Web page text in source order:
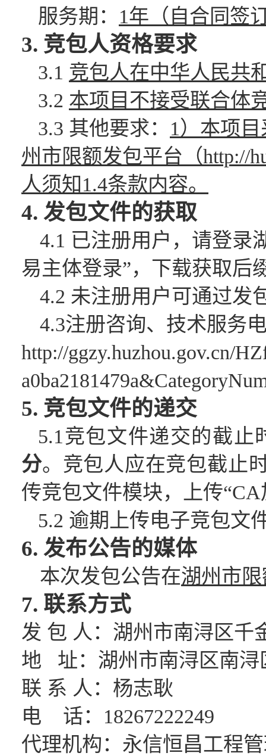
服务期 ： 1年（自合同签
3. 竞包人资格要求
3.1 竞包人在中华人民共
3.2 本项目不接受联合体
3.3 其他要求： 1）本项
州市限额发包平台（http://
人须知 1.4条款内容。
4. 发包文件的获取
4.1 已注册用户，请登录
易主体登录”，下载获取后
4.2 未注册用户可通过发
4.3注册咨询、技术服务
http://ggzy.huzhou.gov.cn/
5. 竞包文件的递交
5.1竞包文件递交的截止
分。 竞包人应在竞包截止
传竞包文件模块，上传
5.2 逾期上传电子竞包文
6. 发布公告的媒体
本次发包公告在湖州市
7. 联系方式
发 包 人： 湖州市南浔区千
地 址： 湖州市南浔区南
联 系 人： 杨志耿
电
话： 18267222249
代理机构： 永信恒昌工程